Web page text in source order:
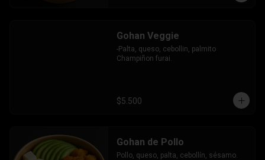
Gohan Veggie
-Palta, queso, cebollin, palmito
Champiñon furai.
$5.500
Gohan de Pollo
Pollo, queso, palta, cebollín, sésamo.